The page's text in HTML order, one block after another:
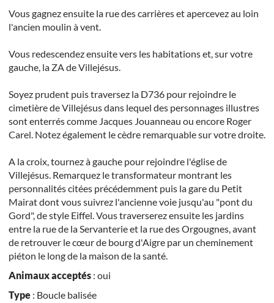
Vous gagnez ensuite la rue des carrières et apercevez au loin
l'ancien moulin à vent.
Vous redescendez ensuite vers les habitations et, sur votre
gauche, la ZA de Villejésus.
Soyez prudent puis traversez la D736 pour rejoindre le
cimetière de Villejésus dans lequel des personnages illustres
sont enterrés comme Jacques Jouanneau ou encore Roger
Carel. Notez également le cèdre remarquable sur votre droite.
A la croix, tournez à gauche pour rejoindre l'église de
Villejésus. Remarquez le transformateur montrant les
personnalités citées précédemment puis la gare du Petit
Mairat dont vous suivrez l'ancienne voie jusqu'au "pont du
Gord", de style Eiffel. Vous traverserez ensuite les jardins
entre la rue de la Servanterie et la rue des Orgougnes, avant
de retrouver le cœur de bourg d'Aigre par un cheminement
piéton le long de la maison de la santé.
Animaux acceptés: oui
Type: Boucle balisée